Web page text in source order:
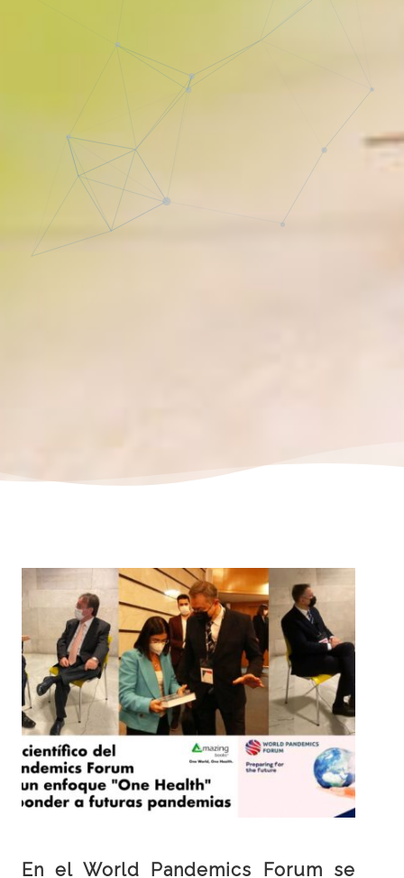
En el World Pandemics Forum se